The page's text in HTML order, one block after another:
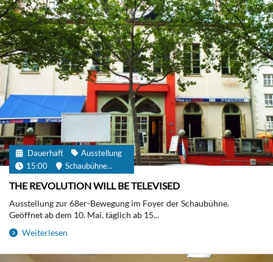
Dauerhaft
Ausstellung
15:00
Schaubühne...
THE REVOLUTION WILL BE TELEVISED
Ausstellung zur 68er-Bewegung im Foyer der Schaubühne.
Geöffnet ab dem 10. Mai, täglich ab 15...
Weiterlesen